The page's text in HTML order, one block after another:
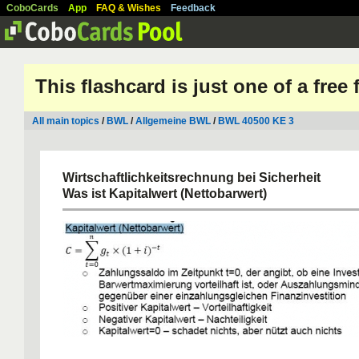
CoboCards App FAQ & Wishes Feedback
This flashcard is just one of a free
All main topics / BWL /Allgemeine BWL / BWL 40500 KE 3
Wirtschaftlichkeitsrechnung bei Sicherheit
Was ist Kapitalwert (Nettobarwert)